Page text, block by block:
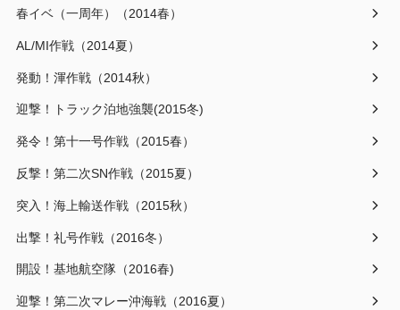
春イベ（一周年）（2014春）
AL/MI作戦（2014夏）
発動！渾作戦（2014秋）
迎撃！トラック泊地強襲(2015冬)
発令！第十一号作戦（2015春）
反撃！第二次SN作戦（2015夏）
突入！海上輸送作戦（2015秋）
出撃！礼号作戦（2016冬）
開設！基地航空隊（2016春)
迎撃！第二次マレー沖海戦（2016夏）